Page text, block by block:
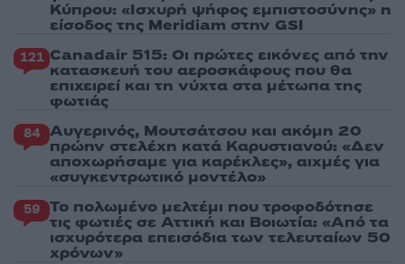
Κύπρου: «Ισχυρή ψήφος εμπιστοσύνης» η
είσοδος της Meridiam στην GSI
121 Canadair 515: Οι πρώτες εικόνες από την
κατασκευή του αεροσκάφους που θα
επιχειρεί και τη νύχτα στα μέτωπα της
φωτιάς
84 Αυγερινός, Μουτσάτσου και ακόμη 20
πρώην στελέχη κατά Καρυστιανού: «Δεν
αποχωρήσαμε για καρέκλες», αιχμές για
«συγκεντρωτικό μοντέλο»
59 Το πολωμένο μελτέμι που τροφοδότησε
τις φωτιές σε Αττική και Βοιωτία: «Από τα
ισχυρότερα επεισόδια των τελευταίων 50
χρόνων»